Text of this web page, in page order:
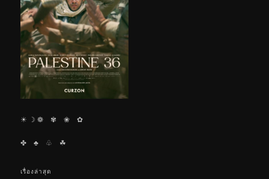
☀︎ ☽ ❁ ✾ ❀ ✿
✤ ♣︎ ♧ ☘︎
เรื่องล่าสุด